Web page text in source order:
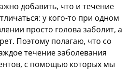
добавить, что и течение
у кого-то при одном
просто голова заболит, а
Поэтому полагаю, что со
течение заболевания
с помощью которых мы